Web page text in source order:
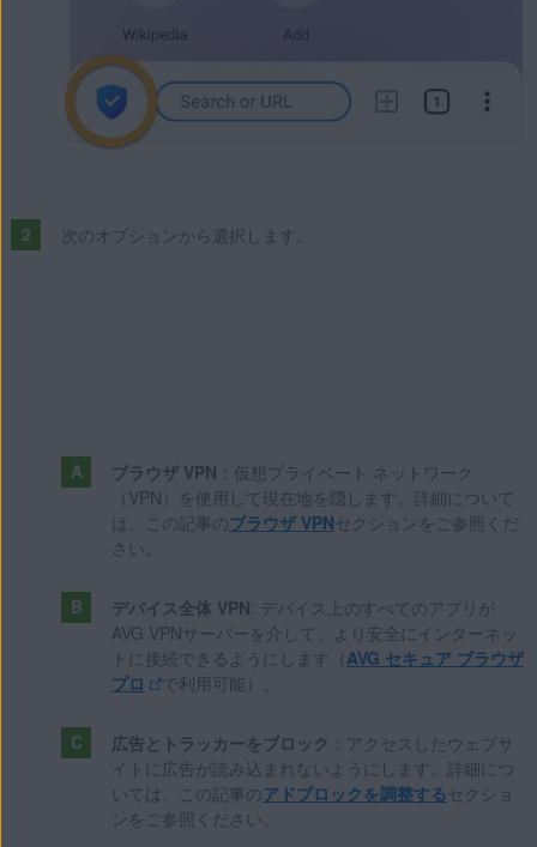
次のオプションから選択します。
ブラウザ VPN ：仮想プライベート ネットワーク
（VPN）を使用して現在地を隠します。詳細について
は、この記事のブラウザ VPN セクションをご参照くだ
さい。
デバイス全体 VPN: デバイス上のすべてのアプリが
AVG VPNサーバーを介して、より安全にインターネッ
トに接続できるようにします（AVG セキュア ブラウザ
プロ
で利用可能）。
広告とトラッカーをブロック ：アクセスしたウェブサ
イトに広告が読み込まれないようにします。詳細につ
いては、この記事のアドブロックを調整する セクショ
ンをご参照ください。